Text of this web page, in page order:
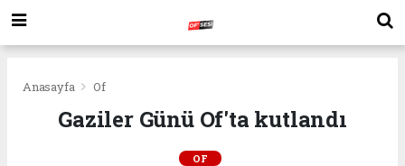
Anasayfa Of
Gaziler Günü Of'ta kutlandı
OF